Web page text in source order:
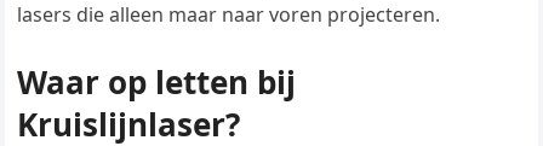
lasers die alleen maar naar voren projecteren.
Waar op letten bij
Kruislijnlaser?